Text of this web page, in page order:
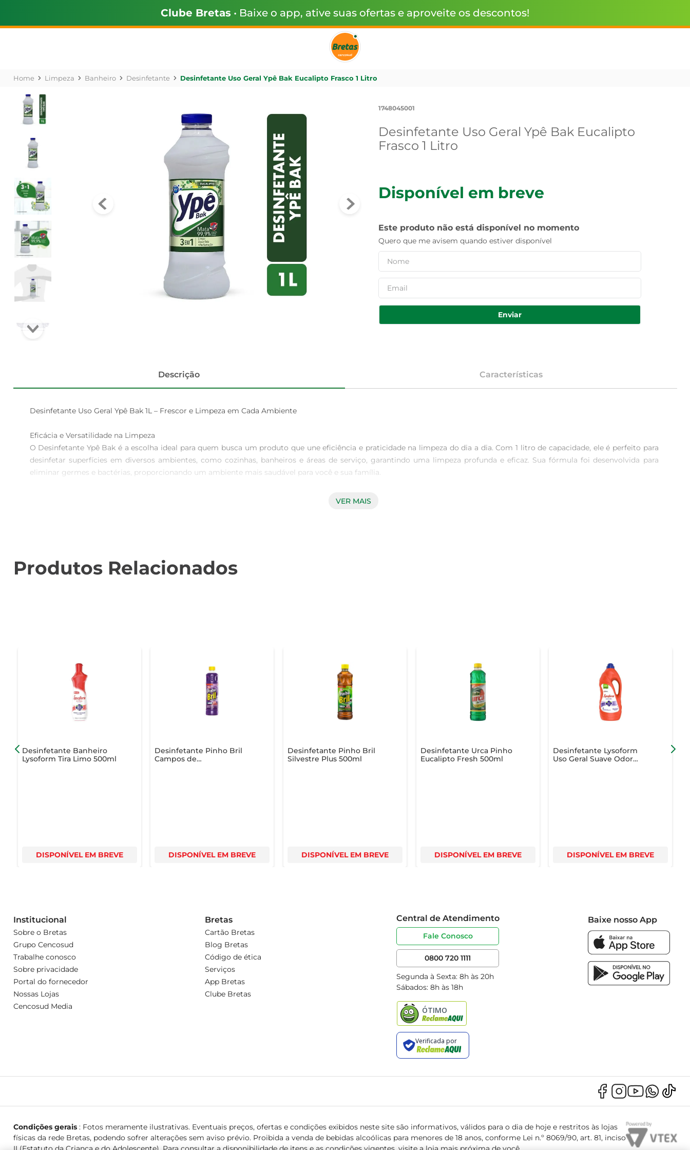
Clube Bretas • Baixe o app, ative suas ofertas e aproveite os descontos!
Limpeza Banheiro Desinfetante Desinfetante Uso Geral Ypê Bak Eucalipto Frasco 1 Litro
1748045001
Desinfetante Uso Geral Ypê Bak Eucalipto
Frasco 1 Litro
Disponível em breve
Este produto não está disponível no momento
Quero que me avisem quando estiver disponível
Enviar
Descrição Características
Desinfetante Uso Geral Ypê Bak 1L – Frescor e Limpeza em Cada Ambiente
Eficácia e Versatilidade na Limpeza
O Desinfetante Ypê Bak é a escolha ideal para quem busca um produto que une eficiência e praticidade na limpeza do dia a dia. Com 1 litro de capacidade, ele é perfeito para
desinfetar superfícies em diversos ambientes, como cozinhas, banheiros e áreas de serviço, garantindo uma limpeza profunda e eficaz. Sua fórmula foi desenvolvida para
eliminar germes e bactérias, proporcionando um ambiente mais saudável para você e sua família.
O desinfetante Ypê Bak é extremamente fácil de usar. Basta diluí-lo em água conforme as instruções do rótulo e aplicar nas superfícies desejadas. Sua fórmula concentrada
garante que uma pequena quantidade seja suficiente para uma limpeza eficaz, otimizando o uso do produto e garantindo que você tenha sempre um aliado à mão para
Especificações do Produto
- Volume: 1 litro
- Fragrância: Eucalipto
- Uso: Desinfecção de superfícies em geral
- Marca: Ypê
VER MAIS
Produtos Relacionados
Desinfetante Banheiro
Lysoform Tira Limo 500ml
DISPONÍVEL EM BREVE
Desinfetante Pinho Bril
Campos de
DISPONÍVEL EM BREVE
Desinfetante Pinho Bril
Silvestre Plus 500ml
DISPONÍVEL EM BREVE
Desinfetante Urca Pinho
Eucalipto Fresh 500ml
DISPONÍVEL EM BREVE
Desinfetante Lysoform
Uso Geral Suave Odor
DISPONÍVEL EM BREVE
Institucional
Sobre o Bretas
Grupo Cencosud
Trabalhe conosco
Sobre privacidade
Portal do fornecedor
Nossas Lojas
Cencosud Media
Bretas
Cartão Bretas
Blog Bretas
Código de ética
Serviços
App Bretas
Clube Bretas
Central de Atendimento
Fale Conosco
0800 720 1111
Segunda à Sexta: 8h às 20h
Sábados: 8h às 18h
Baixe nosso App
Condições gerais: Fotos meramente ilustrativas. Eventuais preços, ofertas e condições exibidos neste site são informativos, válidos para o dia de hoje e restritos às lojas
físicas da rede Bretas, podendo sofrer alterações sem aviso prévio. Proibida a venda de bebidas alcoólicas para menores de 18 anos, conforme Lei n.º 8069/90, art. 81, inciso